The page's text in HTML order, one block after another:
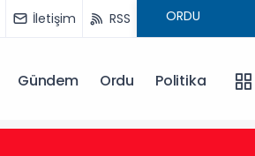
İletişim RSS
Gündem Ordu Politika